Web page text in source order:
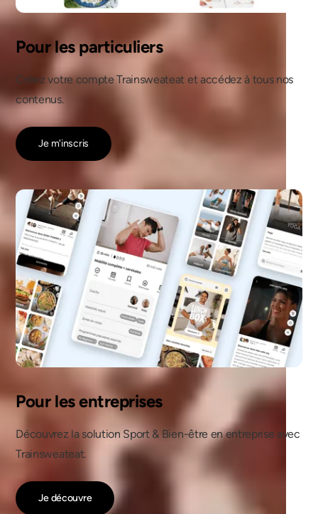
Pour les particuliers
Créez votre compte Trainsweateat et accédez à tous nos
contenus.
Je m'inscris
Pour les entreprises
Découvrez la solution Sport & Bien-être en entreprise avec
Trainsweateat.
Je découvre